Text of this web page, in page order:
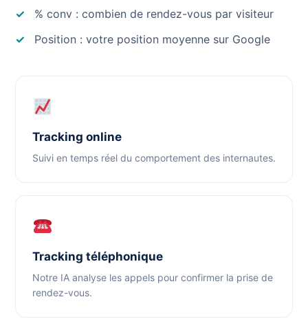
% conv : combien de rendez-vous par visiteur
Position : votre position moyenne sur Google
Tracking online
Suivi en temps réel du comportement des internautes.
Tracking téléphonique
Notre IA analyse les appels pour confirmer la prise de
rendez-vous.